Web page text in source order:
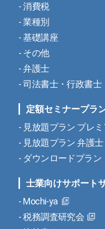
消費税
業種別
基礎講座
その他
弁護士
司法書士・行政書士
定額セミナープラ
見放題プラン プレ
見放題プラン 弁護士
ダウンロードプラン
士業向けサポート
Mochi-ya
税務調査研究会